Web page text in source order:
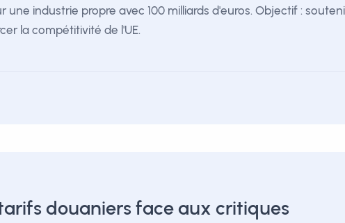
industrie propre avec 100 milliards d'euros. Objectif :
la compétitivité de l'UE.
douaniers face aux critiques